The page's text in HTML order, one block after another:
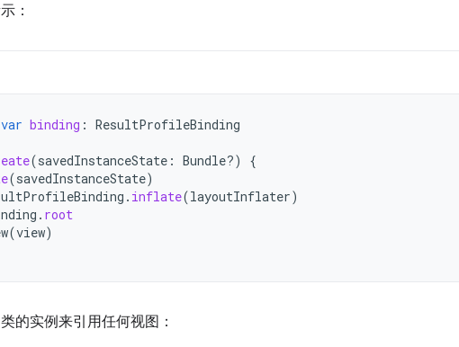
：
var binding : ResultProfileBinding
(savedInstanceState : Bundle?)
{
(savedInstanceState)
. inflate(layoutInflater)
. root
(view)
的实例来引用任何视图：